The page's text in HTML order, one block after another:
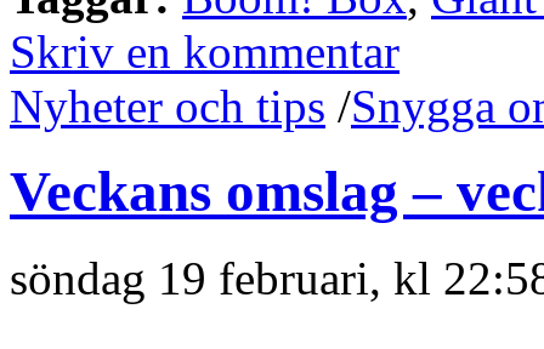
Skriv en kommentar
Nyheter och tips /Snygga
Veckans omslag –
söndag 19 februari, kl